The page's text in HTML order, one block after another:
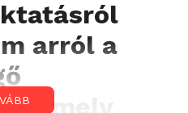
arról a
amely